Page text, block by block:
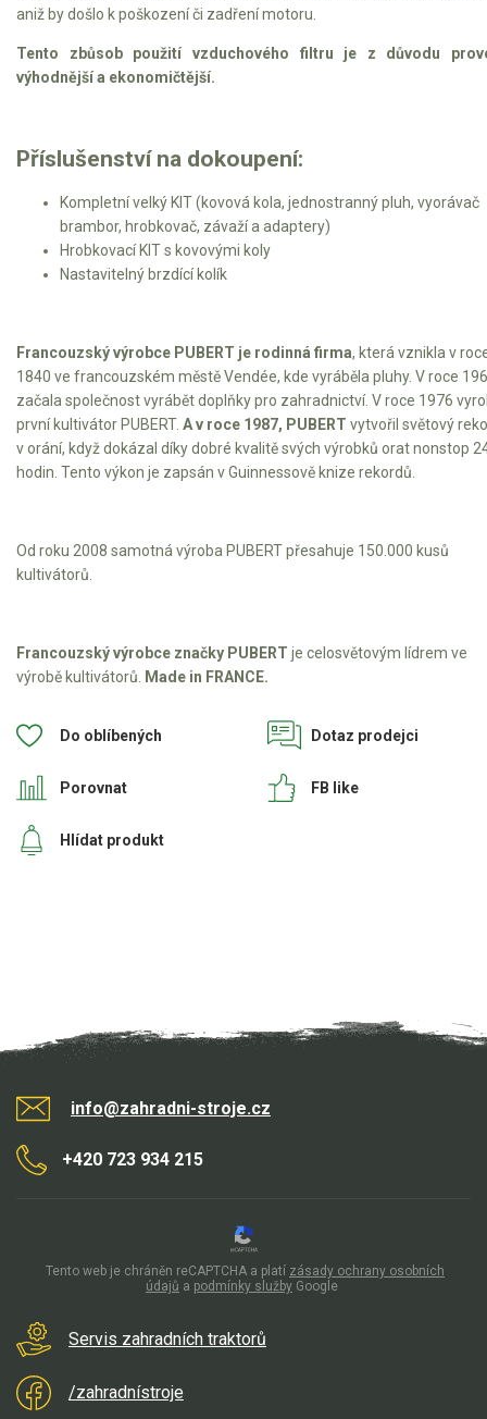
Elektrocentrály
Štěpkovače a drtiče
Elektrické tříkolky
Elektrické tříkolky pro seniory
Elektrické tříkolky pracovní
Náhradní díly
Náhradní díly pro motorové pily
Zahradní traktory
Řetězové pily
Náhradní díly pro sekačky
aniž by došlo k poškození či zadření motoru.
Tento zbůsob použití vzduchového filtru je z důvodu
výhodnější a ekonomičtější.
Příslušenství na dokoupení:
Kompletní velký KIT (kovová kola, jednostranný pluh, vyorávač
brambor, hrobkovač, závaží a adaptery)
Hrobkovací KIT s kovovými koly
Nastavitelný brzdící kolík
Francouzský výrobce PUBERT je rodinná firma, která vznikla v
1840 ve francouzském městě Vendée, kde vyráběla pluhy. V roce
začala společnost vyrábět doplňky pro zahradnictví. V roce 1976
první kultivátor PUBERT. A v roce 1987, PUBERT vytvořil světový
v orání, když dokázal díky dobré kvalitě svých výrobků orat nonstop
hodin. Tento výkon je zapsán v Guinnessově knize rekordů.
Od roku 2008 samotná výroba PUBERT přesahuje 150.000 kusů
kultivátorů.
Francouzský výrobce značky PUBERT je celosvětovým lídrem ve
výrobě kultivátorů.
Made in FRANCE.
Do oblíbených
Porovnat
Dotaz prodejci
Hlídat produkt
FB like
info@zahradni-stroje.cz
+420 723 934 215
Servis zahradních traktorů
/zahradnístroje
Tento web je chráněn reCAPTCHA a platí zásady ochrany osobních
údajů a podmínky služby Google